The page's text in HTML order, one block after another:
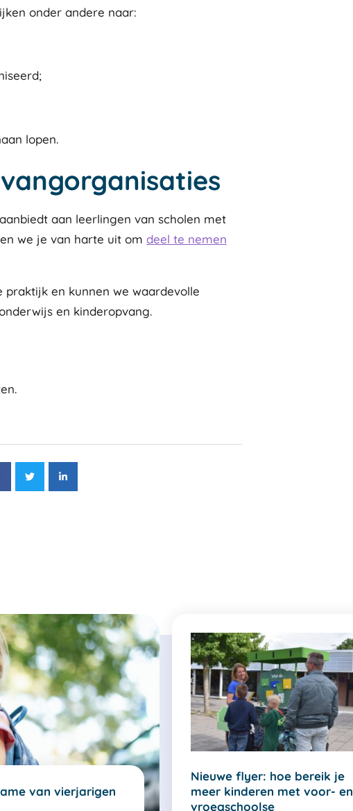
onder andere naar:
lopen.
aan leerlingen van scholen met
we je van harte uit om deel te nemen
en kunnen we waardevolle
en kinderopvang.
van vierjarigen
Nieuwe flyer: hoe bereik je
meer kinderen met voor- en
vroegschoolse